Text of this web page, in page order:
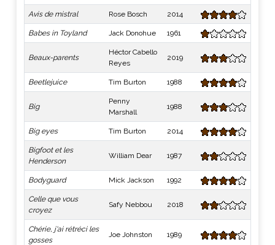
Avis de mistral Rose Bosch 2014
Babes in Toyland Jack Donohue 1961
Beaux-parents
Héctor Cabello
Reyes
2019
Beetlejuice Tim Burton 1988
Big
Penny
Marshall
1988
Big eyes Tim Burton 2014
Bigfoot et les
Henderson
William Dear 1987
Bodyguard Mick Jackson 1992
Celle que vous
croyez
Safy Nebbou 2018
Chérie, j'ai rétréci les
gosses
Joe Johnston 1989